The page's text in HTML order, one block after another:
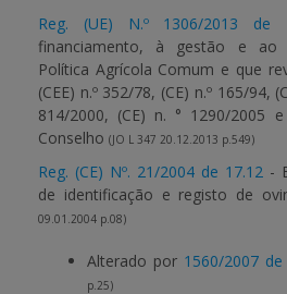
Reg. (UE) N.º 1306/2013 de
financiamento, à gestão e ao
Política Agrícola Comum e que
(CEE) n.º 352/78, (CE) n.º 165/94,
814/2000, (CE) n. ° 1290/2005
Conselho (JO L 347 20.12.2013 p.549)
Reg. (CE) Nº. 21/2004 de 17.12 -
de identificação e registo de
09.01.2004 p.08)
Alterado por 1560/2007 de
p.25)